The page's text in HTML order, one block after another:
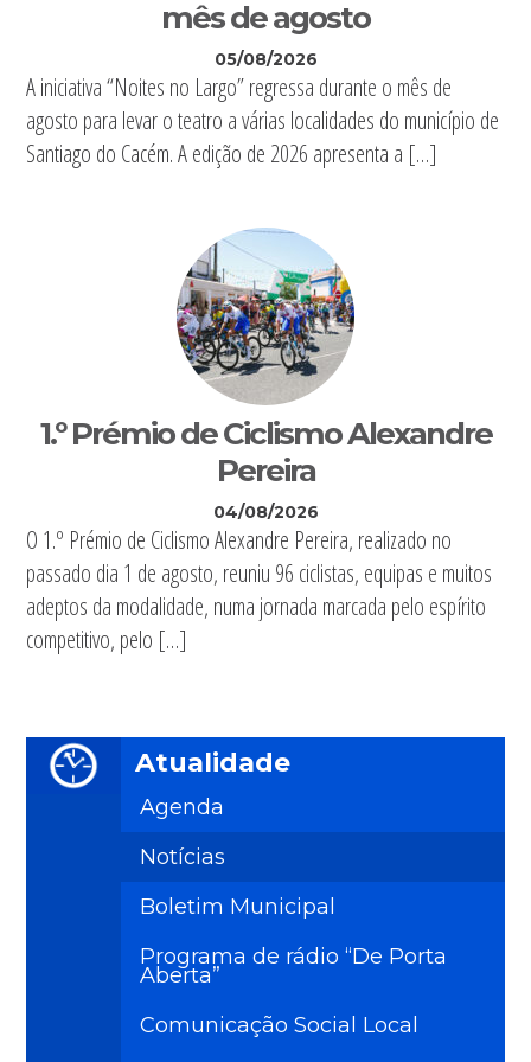
mês de agosto
05/08/2026
A iniciativa “Noites no Largo” regressa durante o mês de
agosto para levar o teatro a várias localidades do município de
Santiago do Cacém. A edição de 2026 apresenta a […]
1.º Prémio de Ciclismo Alexandre
Pereira
04/08/2026
O 1.º Prémio de Ciclismo Alexandre Pereira, realizado no
passado dia 1 de agosto, reuniu 96 ciclistas, equipas e muitos
adeptos da modalidade, numa jornada marcada pelo espírito
competitivo, pelo […]
Atualidade
Agenda
Notícias
Boletim Municipal
Programa de rádio “De Porta
Aberta”
Comunicação Social Local